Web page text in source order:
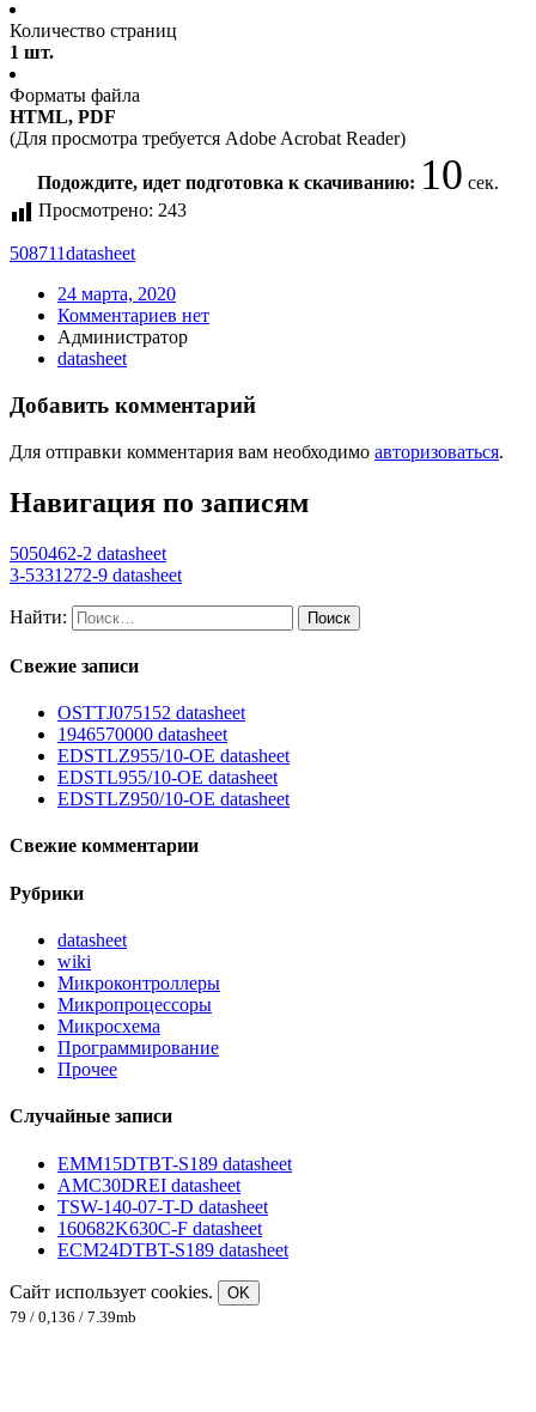
Количество страниц
1 шт.
Форматы файла
HTML, PDF
(Для просмотра требуется Adobe Acrobat Reader)
Подождите, идет подготовка к скачиванию: 10 сек.
Просмотрено: 243
508711datasheet
24 марта, 2020
Комментариев нет
Администратор
datasheet
Добавить комментарий
Для отправки комментария вам необходимо авторизоваться.
Навигация по записям
5050462-2 datasheet
3-5331272-9 datasheet
Найти:
Свежие записи
OSTTJ075152 datasheet
1946570000 datasheet
EDSTLZ955/10-OE datasheet
EDSTL955/10-OE datasheet
EDSTLZ950/10-OE datasheet
Свежие комментарии
Рубрики
datasheet
wiki
Микроконтроллеры
Микропроцессоры
Микросхема
Программирование
Прочее
Случайные записи
EMM15DTBT-S189 datasheet
AMC30DREI datasheet
TSW-140-07-T-D datasheet
160682K630C-F datasheet
ECM24DTBT-S189 datasheet
Сайт использует cookies.
OK
79 / 0,136 / 7.39mb